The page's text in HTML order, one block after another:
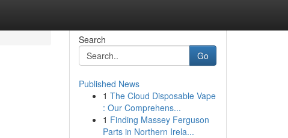
Search
Go
Published News
1 The Cloud Disposable Vape
: Our Comprehens...
1 Finding Massey Ferguson
Parts in Northern Irela...